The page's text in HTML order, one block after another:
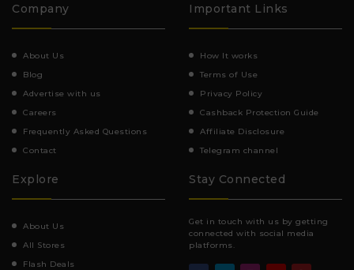
Company
About Us
Blog
Advertise with us
Careers
Frequently Asked Questions
Contact
Important Links
How It works
Terms of Use
Privacy Policy
Cashback Protection Guide
Affiliate Disclosure
Telegram channel
Explore
About Us
All Stores
Flash Deals
Stay Connected
Get in touch with us by getting
connected with social media
platforms.